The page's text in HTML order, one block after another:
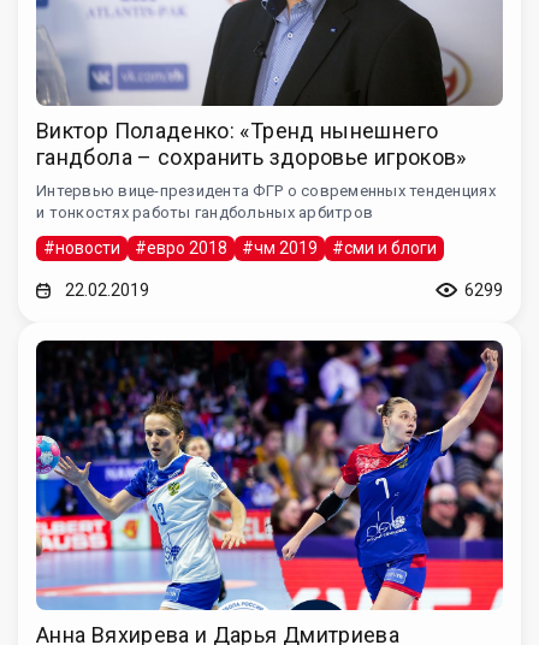
Виктор Поладенко: «Тренд нынешнего
гандбола – сохранить здоровье игроков»
Интервью вице-президента ФГР о современных тенденциях
и тонкостях работы гандбольных арбитров
#новости #евро 2018 #чм 2019 #сми и блоги
22.02.2019 6299
Анна Вяхирева и Дарья Дмитриева